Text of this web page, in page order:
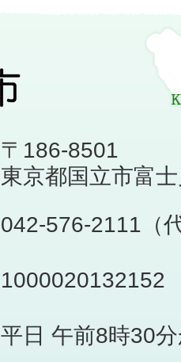
〒186-8501
東京都国立市富
042-576-2111（
1000020132152
平日 午前8時30